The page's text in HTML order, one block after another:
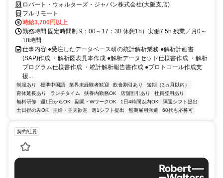
国どこでもOK／完全在宅／時給３７００円／正社員登用可能性あり】統
計解析
ロバート・ウォルターズ・ジャパン株式会社(大阪支店)
フルリモート
時給3,700円以上
勤務時間 固定時間制 9：00～17：30 休憩1h）実働7.5h 残業／月0～
10時間
仕事内容 ●受注したデータベース研の統計解析業務 ●解析計画書
(SAP)作成 ・解析図表見本作成 ●解析データセット仕様書作成 ・解析
プログラム仕様書作成 ・統計解析報告書作成 ●プロトコール作成支
援...
制服あり 標準中国語 業界未経験者歓迎 飲食割引あり
短期（3ヵ月以内）
育休延長あり
ランチタイム 扶養内勤務OK 店舗割引あり
社員登用あり
無料研修
週1日からOK 副業・WワークOK 1日4時間以内OK
隔週シフト提出
土日祝のみOK
主婦・主夫歓迎 週1シフト提出 無期雇用派遣 60代も応募可
契約社員